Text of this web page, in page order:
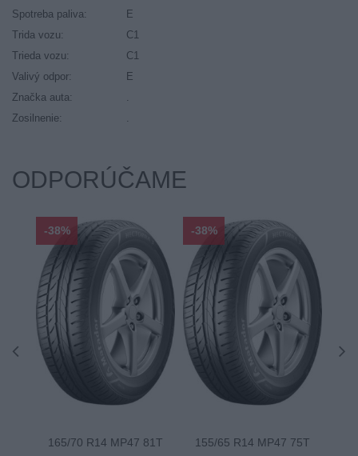
Spotreba paliva:
E
Trida vozu:
C1
Trieda vozu:
C1
Valivý odpor:
E
Značka auta:
Zosilnenie:
ODPORÚČAME
-38%
165/70 R14 MP47 81T
-38%
155/65 R14 MP47 75T